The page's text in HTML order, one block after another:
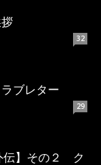
32
ブレター
29
伝】その２ ク